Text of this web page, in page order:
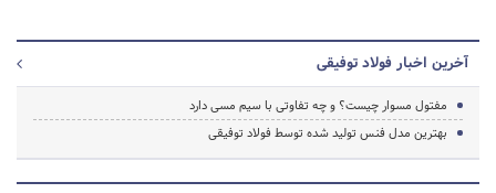
آخرین اخبار فولاد توفیقی
مفتول مسوار چیست؟ و چه تفاوتی با سیم مسی دارد
بهترین مدل فنس تولید شده توسط فولاد توفیقی